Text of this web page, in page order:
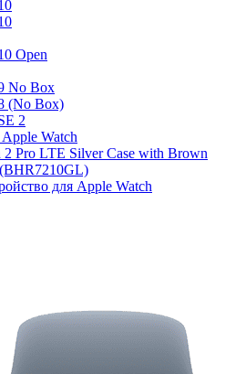
Open
No Box
(No Box)
2
Watch
2 Pro LTE Silver Case with Brown
для Apple Watch